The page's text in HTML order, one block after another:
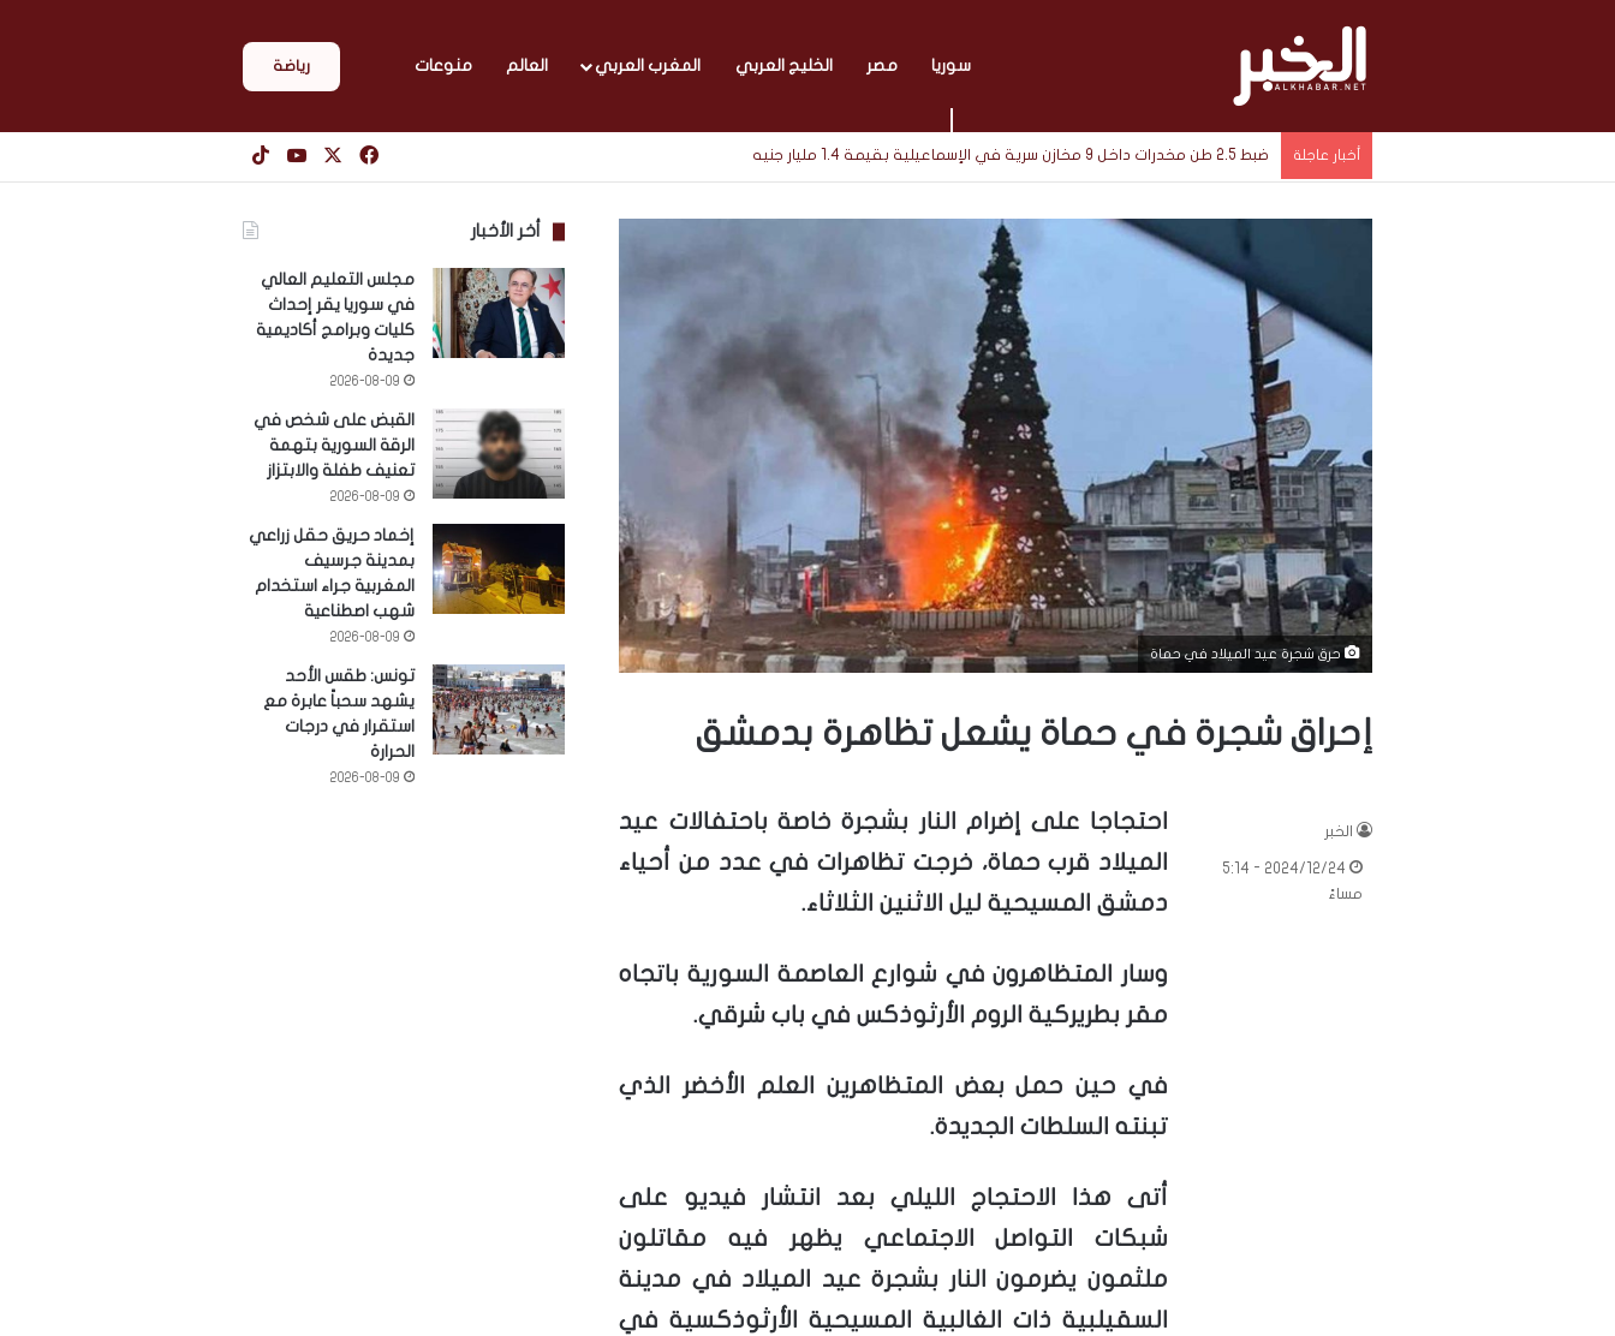
سوريا مصر الخليج العربي المغرب العربي العالم منوعات رياضة
أخبار عاجلة ضبط 2.5 طن مخدرات داخل 9 مخازن سرية في الإسماعيلية بقيمة 1.4 مليار جنيه فيسبوك‫YouTube
حرق شجرة عيد الميلاد في حماة
إحراق شجرة في حماة يشعل تظاهرة بدمشق
احتجاجا على إضرام النار بشجرة خاصة باحتفالات عيد
الميلاد قرب حماة، خرجت تظاهرات في عدد من أحياء
دمشق المسيحية ليل الاثنين الثلاثاء.
وسار المتظاهرون في شوارع العاصمة السورية باتجاه
مقر بطريركية الروم الأرثوذكس في باب شرقي.
في حين حمل بعض المتظاهرين العلم الأخضر الذي
تبنته السلطات الجديدة.
أتى هذا الاحتجاج الليلي بعد انتشار فيديو على
شبكات التواصل الاجتماعي يظهر فيه مقاتلون
ملثمون يضرمون النار بشجرة عيد الميلاد في مدينة
السقيلبية ذات الغالبية المسيحية الأرثوذكسية في
الخبر
2024/12/24 - 5:14
مساءً
أخر الأخبار
مجلس التعليم العالي
في سوريا يقر إحداث
كليات وبرامج أكاديمية
جديدة
2026-08-09
القبض على شخص في
الرقة السورية بتهمة
تعنيف طفلة والابتزاز
2026-08-09
إخماد حريق حقل زراعي
بمدينة جرسيف
المغربية جراء استخدام
شهب اصطناعية
2026-08-09
تونس: طقس الأحد
يشهد سحباً عابرة مع
استقرار في درجات
الحرارة
2026-08-09